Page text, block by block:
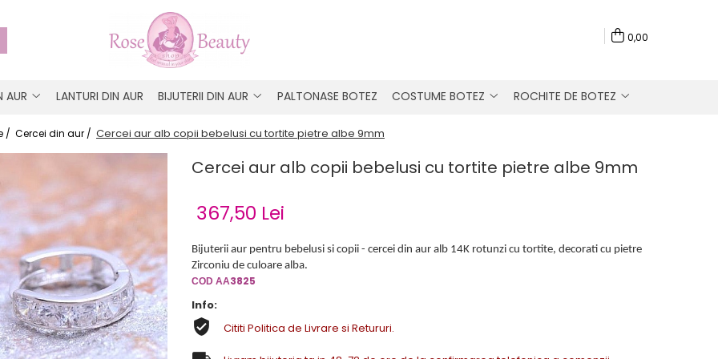
0,00
AUR LANTURI DIN AUR BIJUTERII DIN AUR PALTONASE BOTEZ COSTUME BOTEZ ROCHITE DE BOTEZ
/ Cercei din aur / Cercei aur alb copii bebelusi cu tortite pietre albe 9mm
Cercei aur alb copii bebelusi cu tortite pietre albe 9mm
367,50 Lei
Bijuterii aur pentru bebelusi si copii - cercei din aur alb 14K rotunzi cu tortite, decorati cu pietre
Zirconiu de culoare alba.
COD AA3825
Info:
Cititi Politica de Livrare si Retururi.